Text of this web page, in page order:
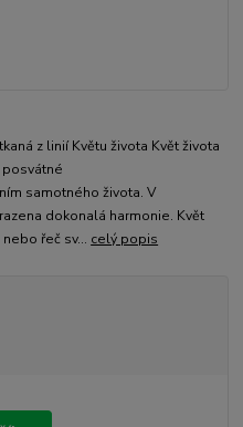
z linií Květu života Květ života
samotného života. V
dokonalá harmonie. Květ
řeč sv... celý popis